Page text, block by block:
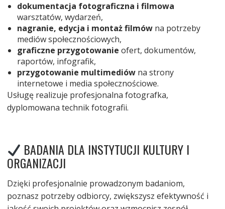
dokumentacja fotograficzna i filmowa
warsztatów, wydarzeń,
nagranie, edycja i montaż filmówna potrzeby
mediów społecznościowych,
graficzne przygotowanie ofert, dokumentów,
raportów, infografik,
przygotowanie multimediówna strony
internetowe i media społecznościowe.
Usługę realizuje profesjonalna fotografka,
dyplomowana technik fotografii.
BADANIA DLA INSTYTUCJI KULTURY I
ORGANIZACJI
Dzięki profesjonalnie prowadzonym badaniom,
poznasz potrzeby odbiorcy, zwiększysz efektywność i